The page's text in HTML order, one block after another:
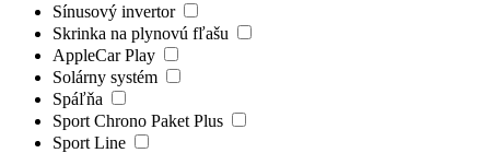
Sínusový invertor
Skrinka na plynovú fľašu
AppleCar Play
Solárny systém
Spáľňa
Sport Chrono Paket Plus
Sport Line